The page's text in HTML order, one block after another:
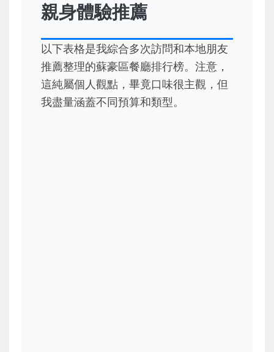
親身體驗推薦
以下表格是我綜合多次訪問和本地朋友
推薦整理的蘇豪區餐廳排行榜。注意，
這純屬個人觀點，畢竟口味很主觀，但
我盡量涵蓋不同預算和類型。